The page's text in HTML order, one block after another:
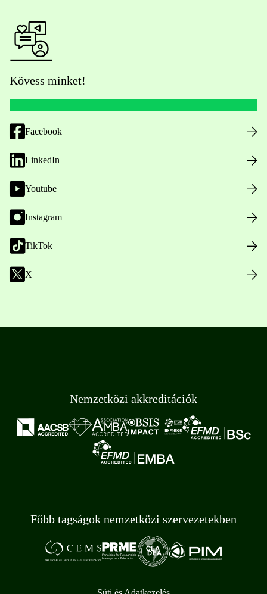
Kövess minket!
Facebook
LinkedIn
Youtube
Instagram
TikTok
X
Nemzetközi akkreditációk
Főbb tagságok nemzetközi szervezetekben